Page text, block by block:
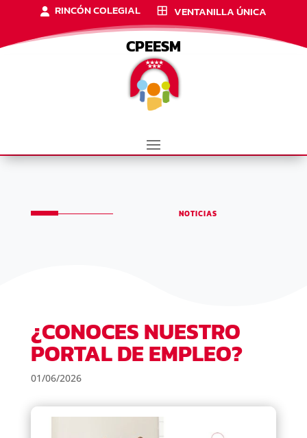
RINCÓN COLEGIAL VENTANILLA ÚNICA
CPEESM
NOTICIAS
¿CONOCES NUESTRO
PORTAL DE EMPLEO?
01/06/2026